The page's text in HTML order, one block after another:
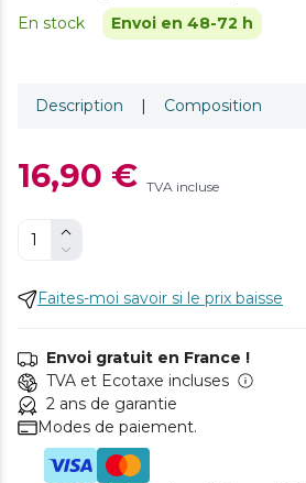
En stock Envoi en 48-72 h
Description | Composition
16,90 € TVA incluse
Faites-moi savoir si le prix baisse
Envoi gratuit en France !
TVA et Ecotaxe incluses
2 ans de garantie
Modes de paiement.